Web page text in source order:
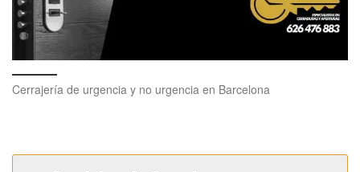
Cerrajería de urgencia y no urgencia en Barcelona